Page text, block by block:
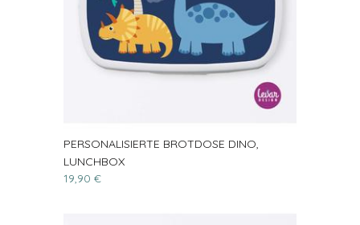
PERSONALISIERTE BROTDOSE DINO,
LUNCHBOX
19,90 €